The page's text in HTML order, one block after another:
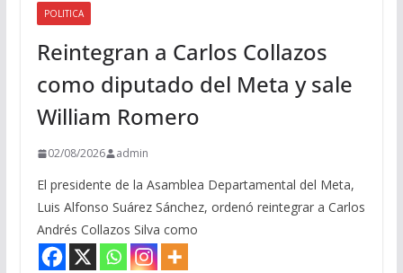
POLITICA
Reintegran a Carlos Collazos
como diputado del Meta y sale
William Romero
02/08/2026 admin
El presidente de la Asamblea Departamental del Meta,
Luis Alfonso Suárez Sánchez, ordenó reintegrar a Carlos
Andrés Collazos Silva como